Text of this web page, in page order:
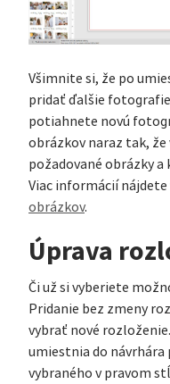
Všimnite si, že po
pridať ďalšie
potiahnete novú
obrázkov naraz tak,
požadované obrázky
Viac informácií nájdete
obrázkov.
Úprava
Či už si vyberiete
Pridanie bez zmeny
vybrať nové
umiestnia do
vybraného v pravom